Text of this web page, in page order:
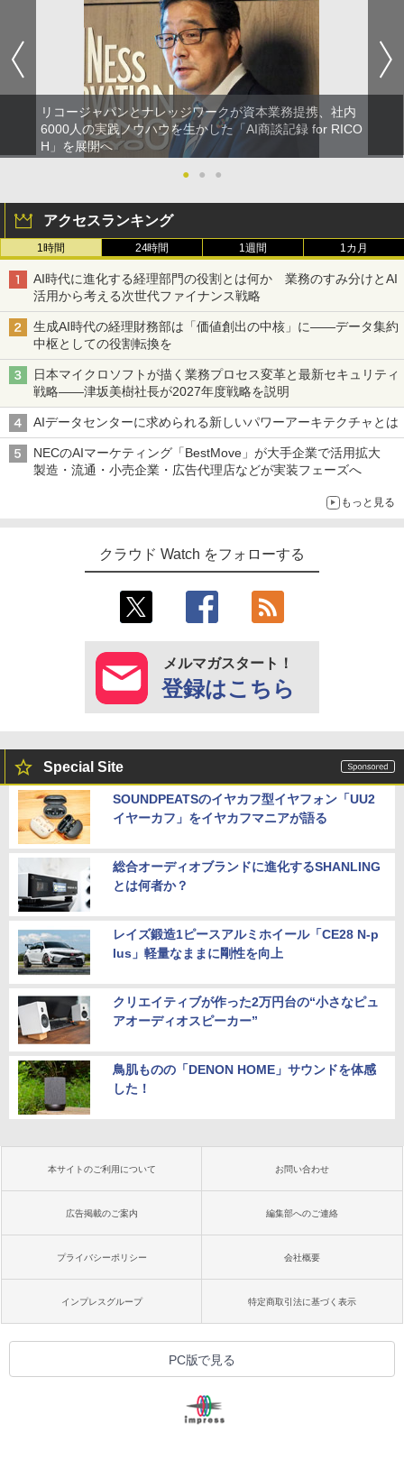
リコージャパンとナレッジワークが資本業務提携、社内
6000人の実践ノウハウを生かした「AI商談記録 for RICO
H」を展開へ
●
● ●
アクセスランキング
1時間 24時間 1週間 1カ月
AI時代に進化する経理部門の役割とは何か 業務のすみ分けとAI
活用から考える次世代ファイナンス戦略
生成AI時代の経理財務部は「価値創出の中核」に――データ集約
中枢としての役割転換を
日本マイクロソフトが描く業務プロセス変革と最新セキュリティ
戦略――津坂美樹社長が2027年度戦略を説明
AIデータセンターに求められる新しいパワーアーキテクチャとは
NECのAIマーケティング「BestMove」が大手企業で活用拡大
製造・流通・小売企業・広告代理店などが実装フェーズへ
もっと見る
クラウド Watch をフォローする
メルマガスタート！
登録はこちら
Special Site
SOUNDPEATSのイヤカフ型イヤフォン「UU2
イヤーカフ」をイヤカフマニアが語る
総合オーディオブランドに進化するSHANLING
とは何者か？
レイズ鍛造1ピースアルミホイール「CE28 N-p
lus」軽量なままに剛性を向上
クリエイティブが作った2万円台の“小さなピュ
アオーディオスピーカー”
鳥肌ものの「DENON HOME」サウンドを体感
した！
本サイトのご利用について お問い合わせ
広告掲載のご案内 編集部へのご連絡
プライバシーポリシー 会社概要
インプレスグループ 特定商取引法に基づく表示
PC版で見る